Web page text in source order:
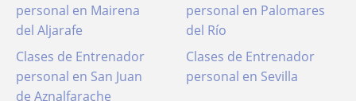
personal en Mairena
del Aljarafe
personal en Palomares
del Río
Clases de Entrenador
personal en San Juan
de Aznalfarache
Clases de Entrenador
personal en Sevilla